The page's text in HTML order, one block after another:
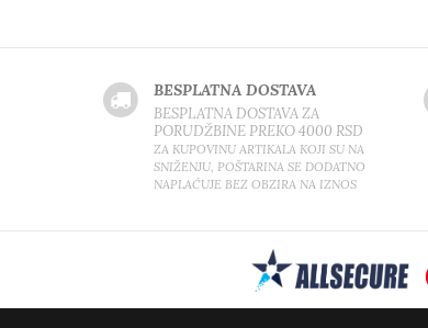
BESPLATNA DOSTAVA
BESPLATNA DOSTAVA ZA
PORUDŽBINE PREKO 4000 RSD
ZA KUPOVINU ARTIKALA KOJI SU NA
SNIŽENJU, POŠTARINA SE DODATNO
NAPLAĆUJE BEZ OBZIRA NA IZNOS